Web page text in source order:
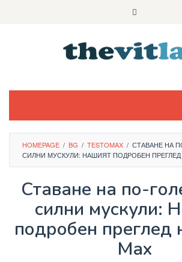
HOMEPAGE / BG / TESTOMAX / СТАВАНЕ НА
СИЛНИ МУСКУЛИ: НАШИЯТ ПОДРОБЕН ПРЕГЛЕД
Ставане на по-
силни мускули:
подробен преглед
Max